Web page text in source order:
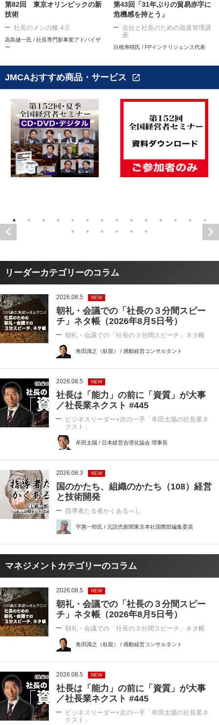
第82回 東京オリンピックの新
技術
社長のメシの種 4.0
高島健一氏 / 社長専門新事業アドバイザ
ー
第43回「31年ぶりの貿易赤字に
危機感を持とう」
会社と社長のための資産管理講
座
白根寿晴氏 / FPインテリジェンス代表
JMCAおすすめ商品・サービス open_in_new
リーダーカテゴリーのコラム
2026.08.5 NEW
朝礼・会議での「社長の３分間スピー
チ」ネタ帳（2026年8月5日号）
朝礼・会議での「社長の３分間スピーチ」ネタ帳
角田識之（臥龍） / 感動経営コンサルタント
2026.08.5 NEW
社長は「能力」の前に「資質」が大事
／社長業ネクスト #445
ビジネスリーダー×次の一手「牟田太陽の社長業ネ
クスト」
牟田太陽 / 日本経営合理化協会 理事長
2026.08.3 NEW
国のかたち、組織のかたち（108）経営
と技術開発
指導者たる者かくあるべし
宇惠一郎氏 / 元読売新聞東京本社国際部編集委員
マネジメントカテゴリーのコラム
2026.08.5 NEW
朝礼・会議での「社長の３分間スピー
チ」ネタ帳（2026年8月5日号）
朝礼・会議での「社長の３分間スピーチ」ネタ帳
角田識之（臥龍） / 感動経営コンサルタント
2026.08.5 NEW
社長は「能力」の前に「資質」が大事
／社長業ネクスト #445
ビジネスリーダー×次の一手「牟田太陽の社長業ネ
クスト」